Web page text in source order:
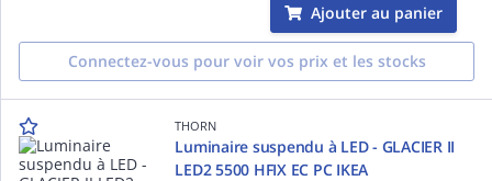
Ajouter au panier
Connectez-vous pour voir vos prix et les stocks
THORN
Luminaire suspendu à LED - GLACIER II
LED2 5500 HFIX EC PC IKEA